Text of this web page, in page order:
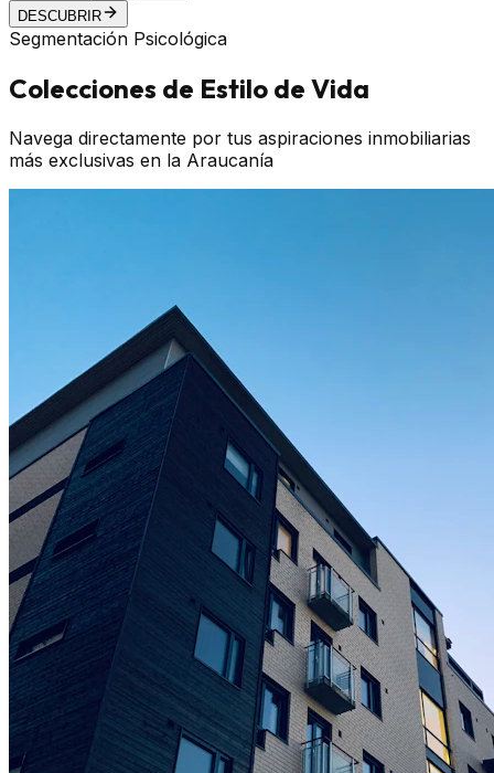
DESCUBRIR
Segmentación Psicológica
Colecciones de Estilo de Vida
Navega directamente por tus aspiraciones inmobiliarias
más exclusivas en la Araucanía